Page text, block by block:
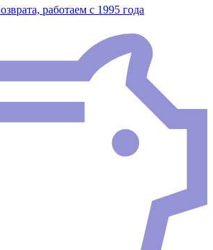
работаем с 1995 года